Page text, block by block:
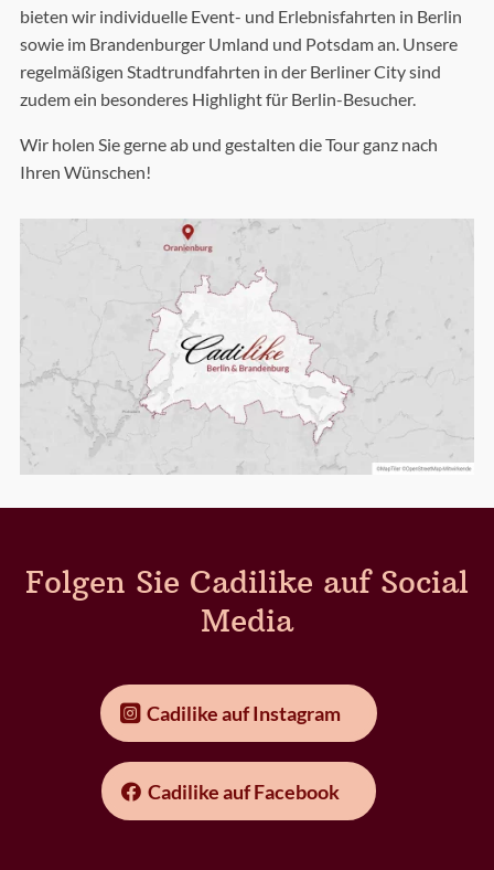
bieten wir individuelle Event- und Erlebnisfahrten in Berlin
sowie im Brandenburger Umland und Potsdam an. Unsere
regelmäßigen Stadtrundfahrten in der Berliner City sind
zudem ein besonderes Highlight für Berlin-Besucher.
Wir holen Sie gerne ab und gestalten die Tour ganz nach
Ihren Wünschen!
Folgen Sie Cadilike auf Social
Media
Cadilike auf Instagram
Cadilike auf Facebook